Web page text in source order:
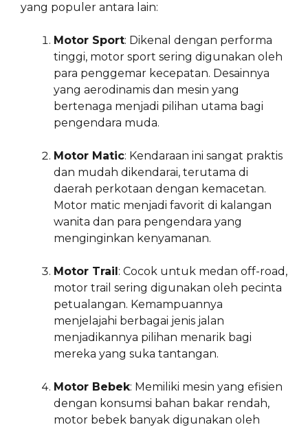
yang populer antara lain:
Motor Sport: Dikenal dengan performa
tinggi, motor sport sering digunakan oleh
para penggemar kecepatan. Desainnya
yang aerodinamis dan mesin yang
bertenaga menjadi pilihan utama bagi
pengendara muda.
Motor Matic: Kendaraan ini sangat praktis
dan mudah dikendarai, terutama di
daerah perkotaan dengan kemacetan.
Motor matic menjadi favorit di kalangan
wanita dan para pengendara yang
menginginkan kenyamanan.
Motor Trail: Cocok untuk medan off-road,
motor trail sering digunakan oleh pecinta
petualangan. Kemampuannya
menjelajahi berbagai jenis jalan
menjadikannya pilihan menarik bagi
mereka yang suka tantangan.
Motor Bebek: Memiliki mesin yang efisien
dengan konsumsi bahan bakar rendah,
motor bebek banyak digunakan oleh